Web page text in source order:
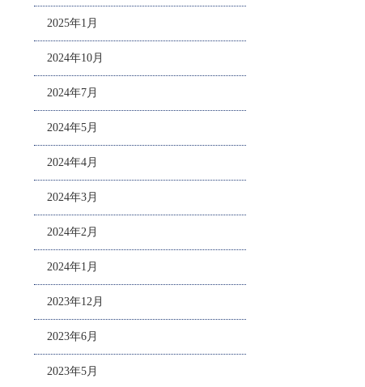
2025年1月
2024年10月
2024年7月
2024年5月
2024年4月
2024年3月
2024年2月
2024年1月
2023年12月
2023年6月
2023年5月